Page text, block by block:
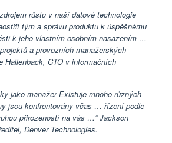
růstu v naší datové technologie
tým a správu produktu k úspěšnému
k jeho vlastním osobním nasazením …
a provozních manažerských
Hallenback, CTO v informačních
jako manažer Existuje mnoho různých
jsou konfrontovány včas … řízení podle
přirozeností na vás …“ Jackson
Denver Technologies.